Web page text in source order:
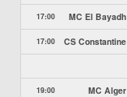
17:00 MC El Bayadh
17:00 CS Constantine
19:00 MC Alger